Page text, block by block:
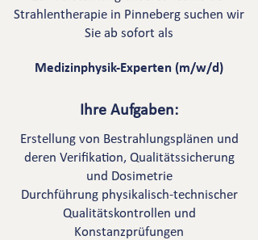
Strahlentherapie in Pinneberg suchen wir
Sie ab sofort als
Medizinphysik-Experten (m/w/d)
Ihre Aufgaben:
Erstellung von Bestrahlungsplänen und
deren Verifikation, Qualitätssicherung
und Dosimetrie
Durchführung physikalisch-technischer
Qualitätskontrollen und
Konstanzprüfungen